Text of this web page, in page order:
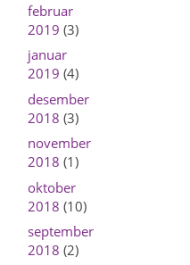
februar
2019 (3)
januar
2019 (4)
desember
2018 (3)
november
2018 (1)
oktober
2018 (10)
september
2018 (2)